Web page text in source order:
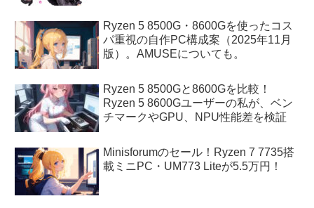
Ryzen 5 8500G・8600Gを使ったコス
パ重視の自作PC構成案（2025年11月
版）。AMUSEについても。
Ryzen 5 8500Gと8600Gを比較！
Ryzen 5 8600Gユーザーの私が、ベン
チマークやGPU、NPU性能差を検証
Minisforumのセール！Ryzen 7 7735搭
載ミニPC・UM773 Liteが5.5万円！